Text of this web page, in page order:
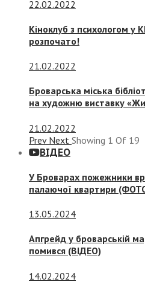
22.02.2022
Кіноклуб з психологом у
розпочато!
21.02.2022
Броварська міська
на художню виставку
21.02.2022
Prev Next Showing 1 Of 19
ВІДЕО
У Броварах пожежники
палаючої квартири
13.05.2024
Апгрейд у броварській
помився (ВІДЕО)
14.02.2024